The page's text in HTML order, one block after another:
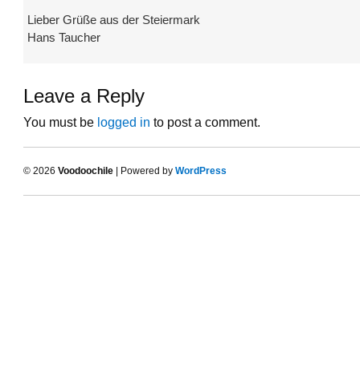
Lieber Grüße aus der Steiermark
Hans Taucher
Leave a Reply
You must be logged in to post a comment.
© 2026 Voodoochile | Powered by WordPress